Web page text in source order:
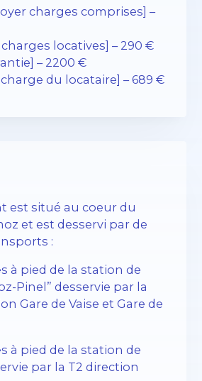
charges comprises] –
locatives] – 290 €
– 2200 €
du locataire] – 689 €
est situé au coeur du
et est desservi par de
:
à pied de la station de
Pinel” desservie par la
Gare de Vaise et Gare de
à pied de la station de
par la T2 direction